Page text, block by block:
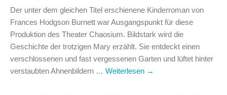
Der unter dem gleichen Titel erschienene Kinderroman von
Frances Hodgson Burnett war Ausgangspunkt für diese
Produktion des Theater Chaosium. Bildstark wird die
Geschichte der trotzigen Mary erzählt. Sie entdeckt einen
verschlossenen und fast vergessenen Garten und lüftet hinter
verstaubten Ahnenbildern … Weiterlesen →